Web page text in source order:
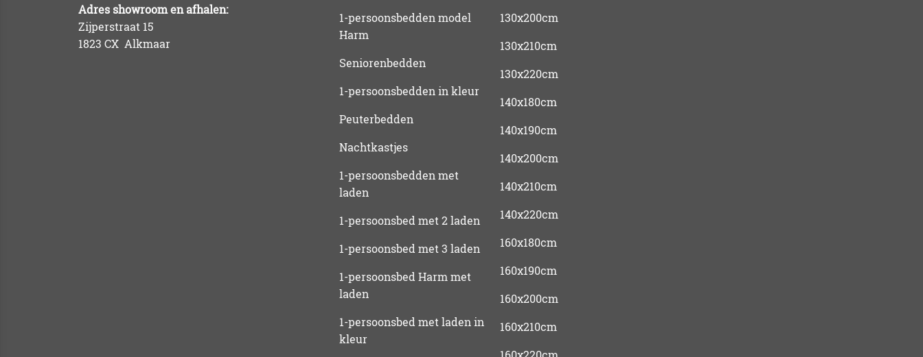
Adres showroom en afhalen:
Zijperstraat 15
1823 CX Alkmaar
1-persoonsbedden model
Harm
Seniorenbedden
1-persoonsbedden in kleur
Peuterbedden
Nachtkastjes
1-persoonsbedden met
laden
1-persoonsbed met 2 laden
1-persoonsbed met 3 laden
1-persoonsbed Harm met
laden
1-persoonsbed met laden in
kleur
130x200cm
130x210cm
130x220cm
140x180cm
140x190cm
140x200cm
140x210cm
140x220cm
160x180cm
160x190cm
160x200cm
160x210cm